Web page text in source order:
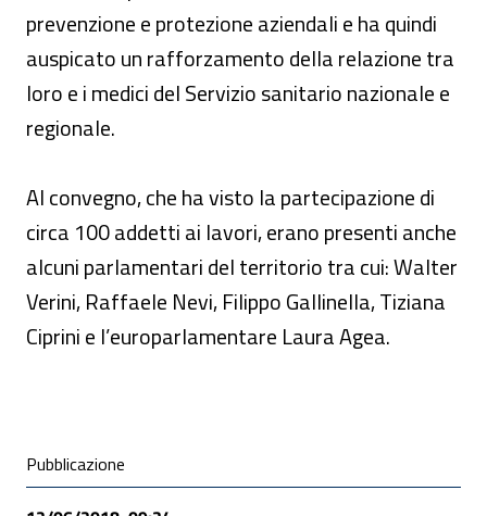
prevenzione e protezione aziendali e ha quindi
auspicato un rafforzamento della relazione tra
loro e i medici del Servizio sanitario nazionale e
regionale.
Al convegno, che ha visto la partecipazione di
circa 100 addetti ai lavori, erano presenti anche
alcuni parlamentari del territorio tra cui: Walter
Verini, Raffaele Nevi, Filippo Gallinella, Tiziana
Ciprini e l’europarlamentare Laura Agea.
Condivisione social
Pubblicazione